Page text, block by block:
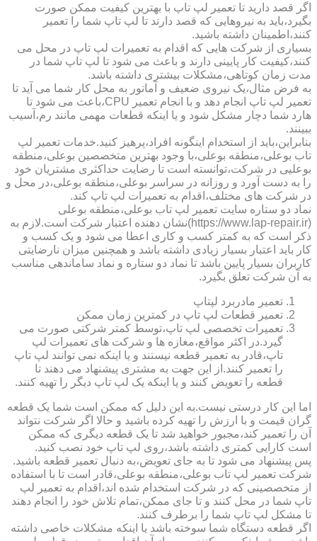
اگر قصد دارید تا تعمیر لپ تاپ با بهترین کیفیت ممکن صورت
بگیرد،باید به نیروهایی که قصد دارند تا لپ تاپ شما را تعمیر
کنند،اطمینان داشته باشید.
بسیاری از شرکت هایی که اقدام به تعمیرات لپ تاپ در محل می
کنند،کیفیت کار پایینی دارند و باعث می شود تا لپ تاپ شما در
مدت زمان کوتاهی،مشکلات بیشتری داشته باشد.
به فرض مثال،یک نیروی ضعیف و آماتور به محل کار شما می آید تا
تعمیر لپ تاپ انجام دهد و با انجام تعمیر CPU،باعث می شود تا
هارد شما دچار مشکل شود و یا اینکه قطعات مهمی مانند رم،آسیب
ببینند.
بنابراین،باید از استخدام اینگونه افراد،پرهیز کنید.خدمات تعمیر لپ
تاب بوعلی،منطقه بوعلی،با وجود بهترین متخصصین بوعلی،منطقه
بوعلیی در شرکت،توانسته است تا رضایت حداکثری مشتریان خود
را به دست آورد و روزانه در سراسر بوعلی،منطقه بوعلی،در محل و
در شرکت های مختلف،اقدام به تعمیرات لپ تاپ کند.
نماد دو ستاره سایت تعمیر لپ تاب بوعلی،منطقه بوعلی
(https://www.lap-repair.ir)نشان دهنده اعتبار شرکت است.لازم به
ذکر است که به کمتر کسب و کاری اعطا می شود و یک کسب و
کار باید اعتبار بسیار زیادی داشته باشد و همچنین میزان نارضایتی
کاربران بسیار پایین باشد تا نماد دو ستاره و نماد ساماندهی مناسب
به آن شرکت تعلق بگیرد.
تعمیر مادربرد لپتاپ
تعمیر قطعات لپ تاپ در کمترین زمان ممکن
تعمیرات تخصصی لپ تاپ،توسط کمتر شرکتی صورت می
گیرد.در اکثر مواقع،مغازه ها و شرکت های تعمیرات لپ
تاپ،قادر به تعمیر قطعه نیستند و یا اینکه نمی توانند لپ تاپ
را تعمیر کنند.از این جهت به مشتری پیشنهاد می دهند تا
قطعه را تعویض کنند و یا اینکه یک لپ تاپ دیگر را تهیه کنند.
اما این کار درستی نیست.به این دلیل که ممکن است شما یک قطعه
گران قیمت و با ارزش را تهیه کرده باشید و حالا اگر شرکت نتواند
آن را تعمیر کند،مجبور خواهید شد تا یک قطعه دیگری که ممکن
است کارایی کمتری داشته باشد،روی لپ تاپ خود نصب کنید.
پس پیشنهاد می شود تا به جای تعویض،به دنبال تعمیر قطعه باشید.
شرکت تعمیر لپ تاب بوعلی،منطقه بوعلی،قادر است تا با استفاده
از متخصصینی که در شرکت استخدام شده اند،اقدام به تعمیر لپ
تاپ شما در محل کنند و تا جای ممکن،تمام تلاش خود را انجام دهند
تا مشکل لپ تاپ شما را برطرف کنند.
اگر قطعه دستگاه شما سوخته باشد یا اینکه مشکلات خاصی داشته